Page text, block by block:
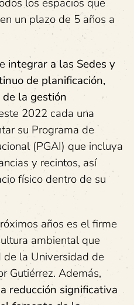
un plazo de 5 años a
integrar a las Sedes y
de planificación,
de la gestión
2022 cada una
su Programa de
(PGAI) que incluya
y recintos, así
físico dentro de su
años es el firme
ambiental que
la Universidad de
Gutiérrez. Además,
reducción significativa